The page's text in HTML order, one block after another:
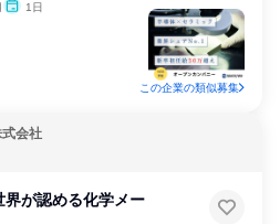
1日
この企業の類似募集
会社
が認める化学メー